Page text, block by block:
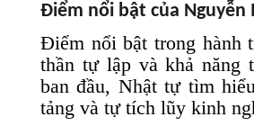
Điểm nổi bật của Nguyễn
Điểm nổi bật trong hành
thần tự lập và khả năng
ban đầu, Nhật tự tìm
tảng và tự tích lũy kinh